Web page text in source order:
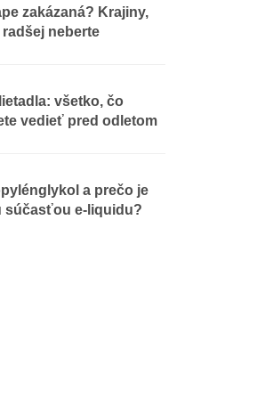
zakázaná? Krajiny,
radšej neberte
všetko, čo
vedieť pred odletom
a prečo je
súčasťou e-liquidu?